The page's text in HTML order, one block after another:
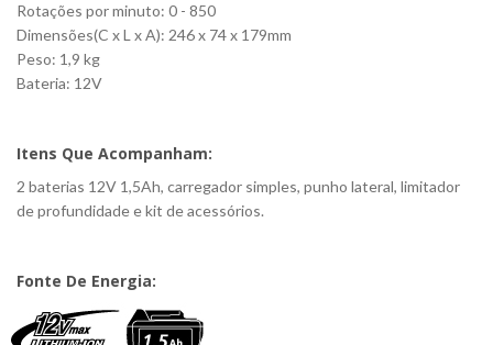
Rotações por minuto: 0 - 850
Dimensões(C x L x A): 246 x 74 x 179mm
Peso: 1,9 kg
Bateria: 12V
Itens Que Acompanham:
2 baterias 12V 1,5Ah, carregador simples, punho lateral, limitador
de profundidade e kit de acessórios.
Fonte De Energia: